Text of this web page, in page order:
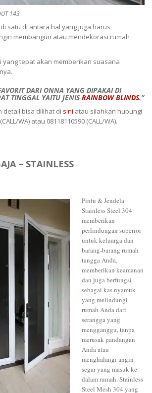
143
satu di antara hal yang juga harus
membangun atau mendekorasi rumah
yang tepat akan memberikan suasana
DARI ONNA YANG DIPAKAI DI
TINGGAL YAITU JENISRAINBOW BLINDS.”
detail bisa dilihat di sini atau silahkan hubungi
WA) atau 08118110590 (CALL/WA).
– STAINLESS
Pintu & Jendela
Stainless Steel 304
memberikan
perlindungan superior
untuk keluarga dan
barang-barang rumah
tangga Anda,
memberikan keamanan
dan juga berfungsi
sebagai kas nyamuk
yang melindungi
rumah Anda dari
serangga yang
mengganggu, tanpa
merusak pandangan
Anda atau
menghalangi angin
segar yang masuk ke
dalam rumah. Stainless
Steel Mesh 304 yang